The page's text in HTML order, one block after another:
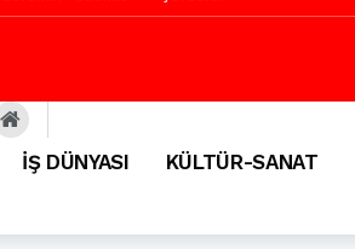
İŞ DÜNYASI KÜLTÜR-SANAT